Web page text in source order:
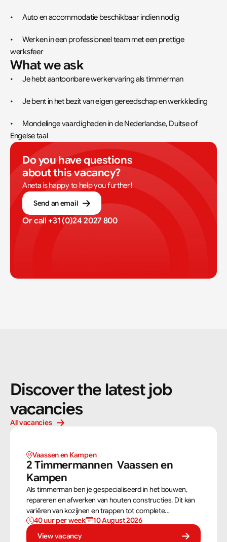
•	Auto en accommodatie beschikbaar indien nodig
•	Werken in een professioneel team met een prettige
werksfeer
What we ask
•	Je hebt aantoonbare werkervaring als timmerman
•	Je bent in het bezit van eigen gereedschap en werkkleding
•	Mondelinge vaardigheden in de Nederlandse, Duitse of
Engelse taal
Do you have questions
about this vacancy?
Aneta is happy to help you further!
Send an email
Or call +31 (0)24 2027 800
Discover the latest job
vacancies
All vacancies
Vaassen en Kampen
2 Timmermannen  Vaassen en
Kampen
Als timmerman ben je gespecialiseerd in het bouwen,
repareren en afwerken van houten constructies. Dit kan
variëren van kozijnen en trappen tot complete
dakconstructies en gevels. Aan de hand van
bouwtekeningen zorg jij ervoor dat een constructie zowel
40 uur per week
10 August 2026
View vacancy